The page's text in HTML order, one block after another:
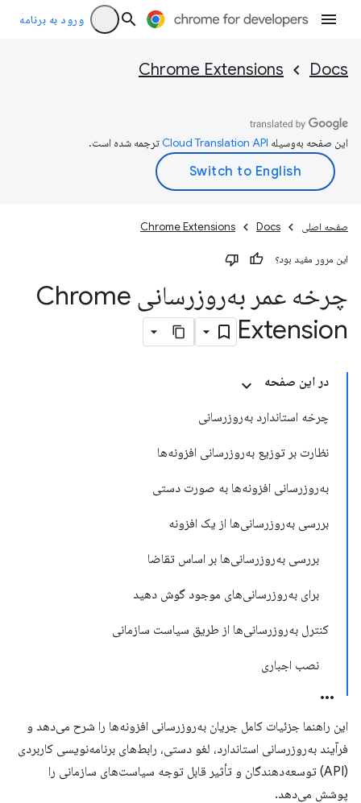
ورود به برنامه
Docs
Chrome Extensions
این صفحه به‌وسیله ترجمه شده است.
صفحه اصلی Docs
Chrome Extensions
این مرور مفید بود؟
چرخه عمر به‌روزرسانی Chrome
Extension
در این صفحه
چرخه استاندارد به‌روزرسانی
نظارت بر توزیع به‌روزرسانی افزونه‌ها
به‌روزرسانی افزونه‌ها به صورت دستی
بررسی به‌روزرسانی‌ها از یک افزونه
بررسی به‌روزرسانی‌ها بر اساس تقاضا
برای به‌روزرسانی‌های موجود گوش دهید
کنترل به‌روزرسانی‌ها از طریق سیاست سازمانی
نصب اجباری
این راهنما جزئیات کامل جریان به‌روزرسانی افزونه‌ها را شرح می‌دهد و
فرآیند به‌روزرسانی استاندارد، لغو دستی، رابط‌های برنامه‌نویسی کاربردی
(API) توسعه‌دهندگان و تأثیر قابل توجه سیاست‌های سازمانی را
پوشش می‌دهد.